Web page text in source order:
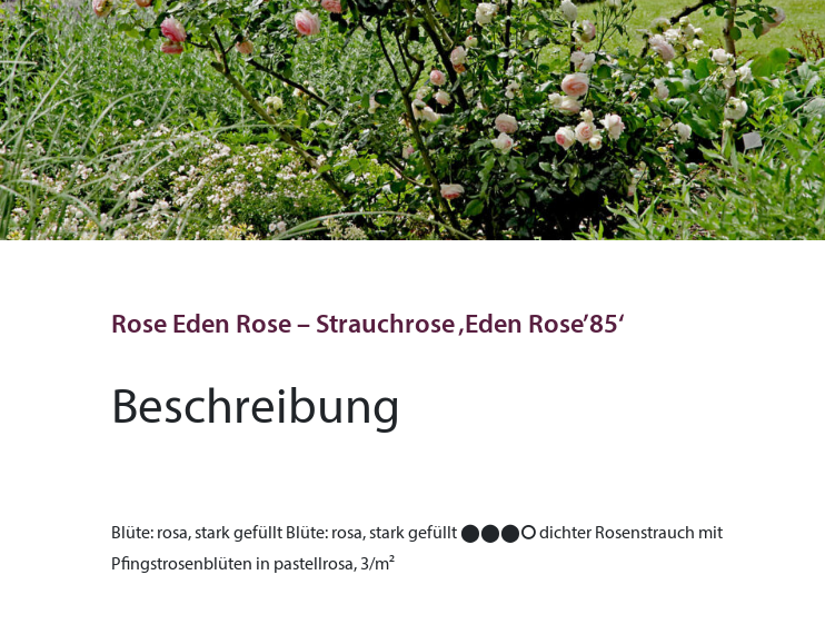
Rose Eden Rose – Strauchrose ‚Eden Rose’85‘
Beschreibung
Blüte: rosa, stark gefüllt Blüte: rosa, stark gefüllt ⬤⬤⬤⭘dichter Rosenstrauch mit
Pfingstrosenblüten in pastellrosa, 3/m²